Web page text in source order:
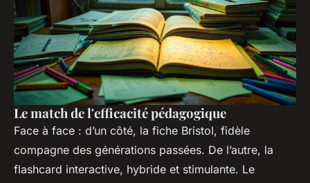
Le match de l'efficacité pédagogique
Face à face : d’un côté, la fiche Bristol, fidèle
compagne des générations passées. De l’autre, la
flashcard interactive, hybride et stimulante. Le